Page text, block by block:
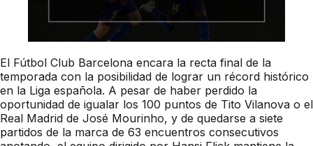
El Fútbol Club Barcelona encara la recta final de la
temporada con la posibilidad de lograr un récord histórico
en la Liga española. A pesar de haber perdido la
oportunidad de igualar los 100 puntos de Tito Vilanova o el
Real Madrid de José Mourinho, y de quedarse a siete
partidos de la marca de 63 encuentros consecutivos